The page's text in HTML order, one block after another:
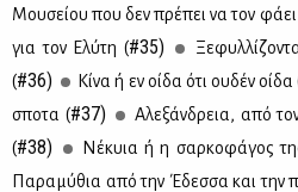
Μου­σεί­ου που δεν πρέ­πει να τον
για τον Ελύ­τη (#35)
(#36) Κί­να ή εν οί­δα ότι ου­δέν οί­δα
σπο­τα (#37)
Αλε­ξάν­δρεια, από
(#38) Νέ­κυια ή η σαρ­κο­φά­γος
Πα­ρα­μύ­θια από την Έδεσ­σα και την